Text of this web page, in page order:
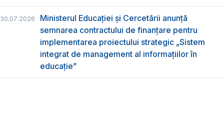
30.07.2026
Ministerul Educației și Cercetării anunță
semnarea contractului de finanțare pentru
implementarea proiectului strategic „Sistem
integrat de management al informațiilor în
educație”